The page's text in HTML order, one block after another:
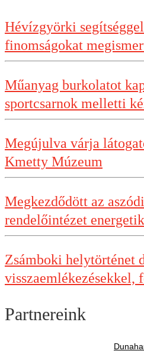
Hévízgyörki
finomságokat
Műanyag burkolatot
sportcsarnok melletti
Megújulva várja
Kmetty Múzeum
Megkezdődött az
rendelőintézet
Zsámboki helytörténet
visszaemlékezésekkel,
Partnereink